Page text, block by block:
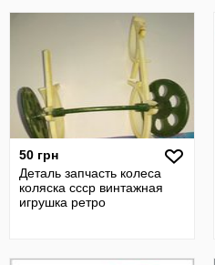
50 грн
Деталь запчасть колеса
коляска ссср винтажная
игрушка ретро